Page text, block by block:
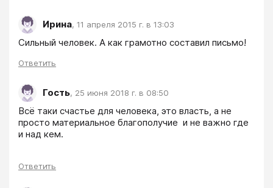
Ирина, 11 апреля 2015 г. в 13:03
Сильный человек. А как грамотно составил письмо!
Ответить
Гость, 25 июня 2018 г. в 08:50
Всё таки счастье для человека, это власть, а не
просто материальное благополучие  и не важно где
и над кем.
Ответить